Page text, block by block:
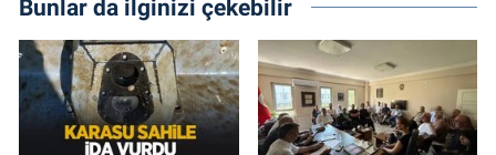
Bunlar da ilginizi çekebilir